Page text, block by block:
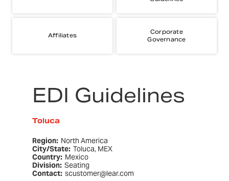
Affiliates
Corporate
Governance
EDI Guidelines
Toluca
Region: North America
City/State: Toluca, MEX
Country: Mexico
Division: Seating
Contact: scustomer@lear.com